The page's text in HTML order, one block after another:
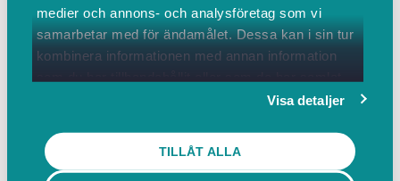
medier och annons- och analysföretag som vi
samarbetar med för ändamålet. Dessa kan i sin tur
kombinera informationen med annan information
Visa detaljer
TILLÅT ALLA